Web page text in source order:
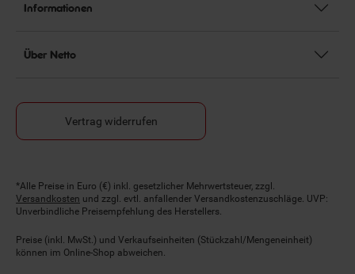
Informationen
Über Netto
Vertrag widerrufen
Fußnoten
*Alle Preise in Euro (€) inkl. gesetzlicher Mehrwertsteuer, zzgl.
Versandkosten und zzgl. evtl. anfallender Versandkostenzuschläge. UVP:
Unverbindliche Preisempfehlung des Herstellers.
Preise (inkl. MwSt.) und Verkaufseinheiten (Stückzahl/Mengeneinheit)
können im Online-Shop abweichen.